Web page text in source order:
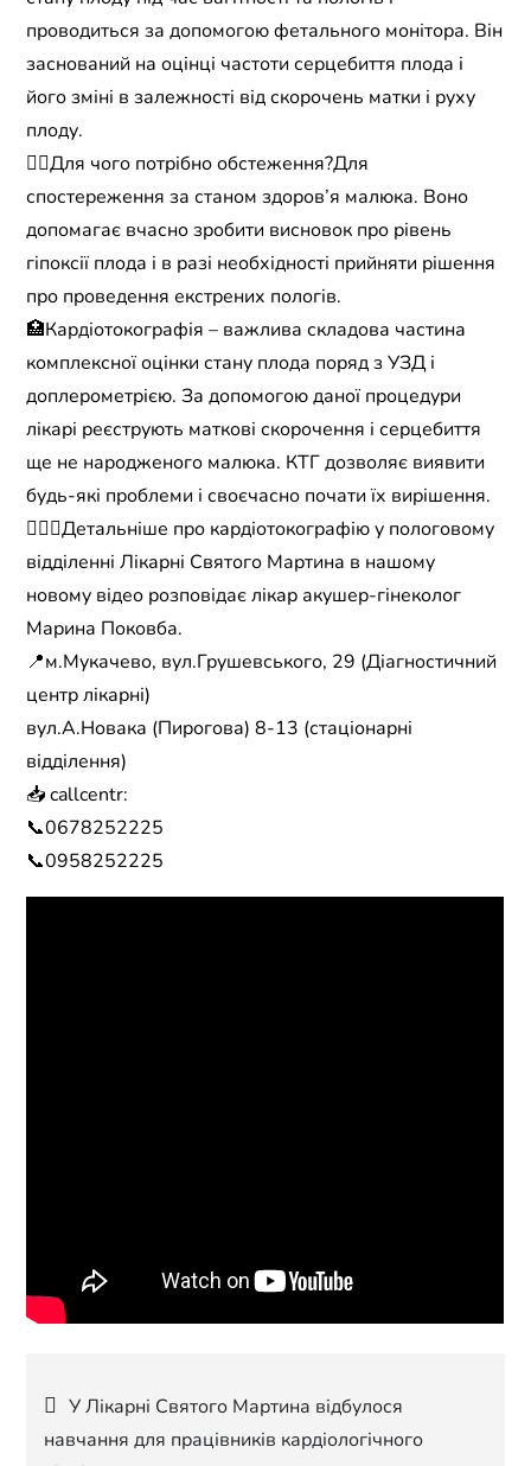
проводиться за допомогою фетального монітора. Він
заснований на оцінці частоти серцебиття плода і
його зміні в залежності від скорочень матки і руху
плоду.
☝🏼Для чого потрібно обстеження?Для
спостереження за станом здоров’я малюка. Воно
допомагає вчасно зробити висновок про рівень
гіпоксії плода і в разі необхідності прийняти рішення
про проведення екстрених пологів.
🏥Кардіотокографія – важлива складова частина
комплексної оцінки стану плода поряд з УЗД і
доплерометрією. За допомогою даної процедури
лікарі реєструють маткові скорочення і серцебиття
ще не народженого малюка. КТГ дозволяє виявити
будь-які проблеми і своєчасно почати їх вирішення.
👩🏻‍⚕️Детальніше про кардіотокографію у пологовому
відділенні Лікарні Святого Мартина в нашому
новому відео розповідає лікар акушер-гінеколог
Марина Поковба.
📍м.Мукачево, вул.Грушевського, 29 (Діагностичний
центр лікарні)
вул.А.Новака (Пирогова) 8-13 (стаціонарні
відділення)
📥 callcentr:
📞0678252225
📞0958252225
Навігація
У Лікарні Святого Мартина відбулося
навчання для працівників кардіологічного